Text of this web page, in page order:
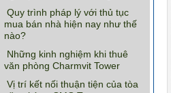
Quy trình pháp lý với thủ tục
mua bán nhà hiện nay như thế
nào?
Những kinh nghiệm khi thuê
văn phòng Charmvit Tower
Vị trí kết nối thuận tiện của tòa